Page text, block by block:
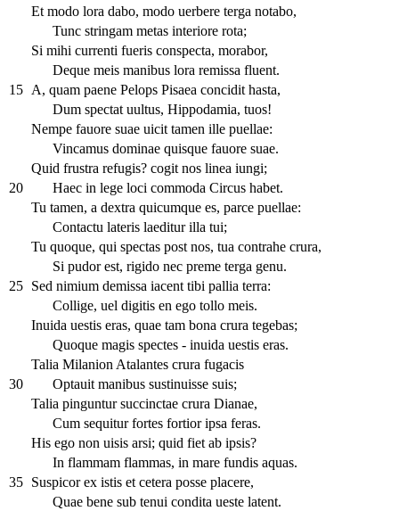
Et modo lora dabo, modo uerbere terga notabo,
Tunc stringam metas interiore rota;
Si mihi currenti fueris conspecta, morabor,
Deque meis manibus lora remissa fluent.
15
A, quam paene Pelops Pisaea concidit hasta,
Dum spectat uultus, Hippodamia, tuos!
Nempe fauore suae uicit tamen ille puellae:
Vincamus dominae quisque fauore suae.
Quid frustra refugis? cogit nos linea iungi;
20
Haec in lege loci commoda Circus habet.
Tu tamen, a dextra quicumque es, parce puellae:
Contactu lateris laeditur illa tui;
Tu quoque, qui spectas post nos, tua contrahe crura,
Si pudor est, rigido nec preme terga genu.
25
Sed nimium demissa iacent tibi pallia terra:
Collige, uel digitis en ego tollo meis.
Inuida uestis eras, quae tam bona crura tegebas;
Quoque magis spectes - inuida uestis eras.
Talia Milanion Atalantes crura fugacis
30
Optauit manibus sustinuisse suis;
Talia pinguntur succinctae crura Dianae,
Cum sequitur fortes fortior ipsa feras.
His ego non uisis arsi; quid fiet ab ipsis?
In flammam flammas, in mare fundis aquas.
35
Suspicor ex istis et cetera posse placere,
Quae bene sub tenui condita ueste latent.